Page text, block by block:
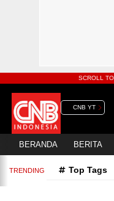
SCROLL
CNB YT
BERANDA BERITA
TRENDING Top Tags